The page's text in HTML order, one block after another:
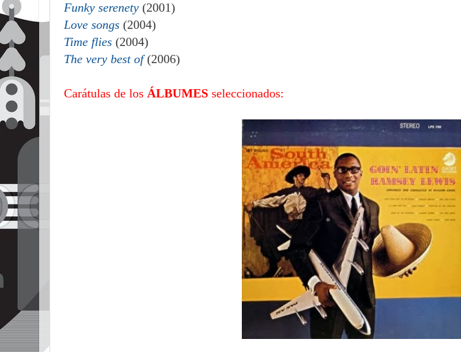
Funky serenety (2001)
Love songs (2004)
Time flies (2004)
The very best of(2006)
Carátulas de los ÁLBUMES seleccionados: